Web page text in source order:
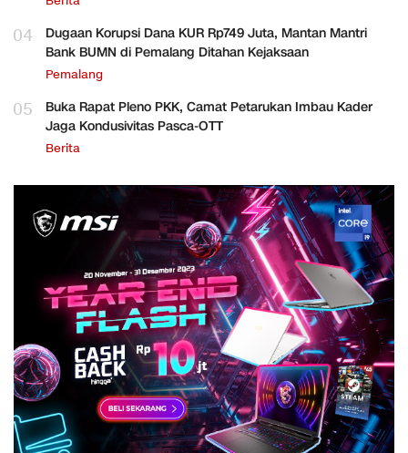
04
Dugaan Korupsi Dana KUR Rp749 Juta, Mantan Mantri
Bank BUMN di Pemalang Ditahan Kejaksaan
Pemalang
05
Buka Rapat Pleno PKK, Camat Petarukan Imbau Kader
Jaga Kondusivitas Pasca-OTT
Berita